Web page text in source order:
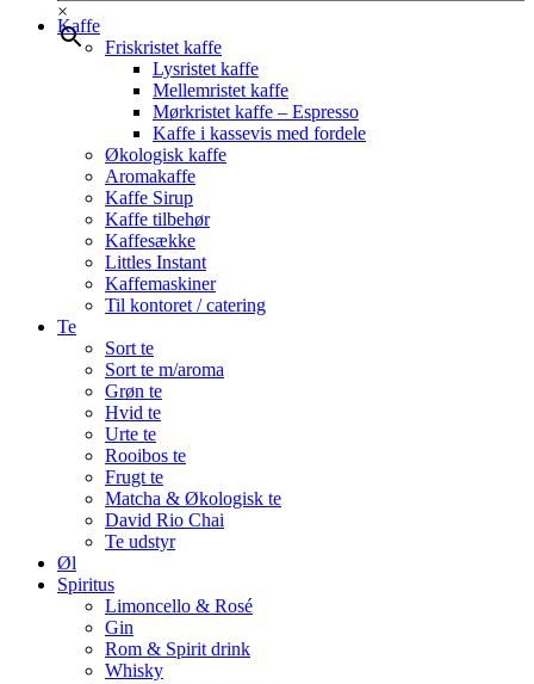
×
Kaffe
Friskristet kaffe
Lysristet kaffe
Mellemristet kaffe
Mørkristet kaffe – Espresso
Kaffe i kassevis med fordele
Økologisk kaffe
Aromakaffe
Kaffe Sirup
Kaffe tilbehør
Kaffesække
Littles Instant
Kaffemaskiner
Til kontoret / catering
Te
Sort te
Sort te m/aroma
Grøn te
Hvid te
Urte te
Rooibos te
Frugt te
Matcha & Økologisk te
David Rio Chai
Te udstyr
Øl
Spiritus
Limoncello & Rosé
Gin
Rom & Spirit drink
Whisky